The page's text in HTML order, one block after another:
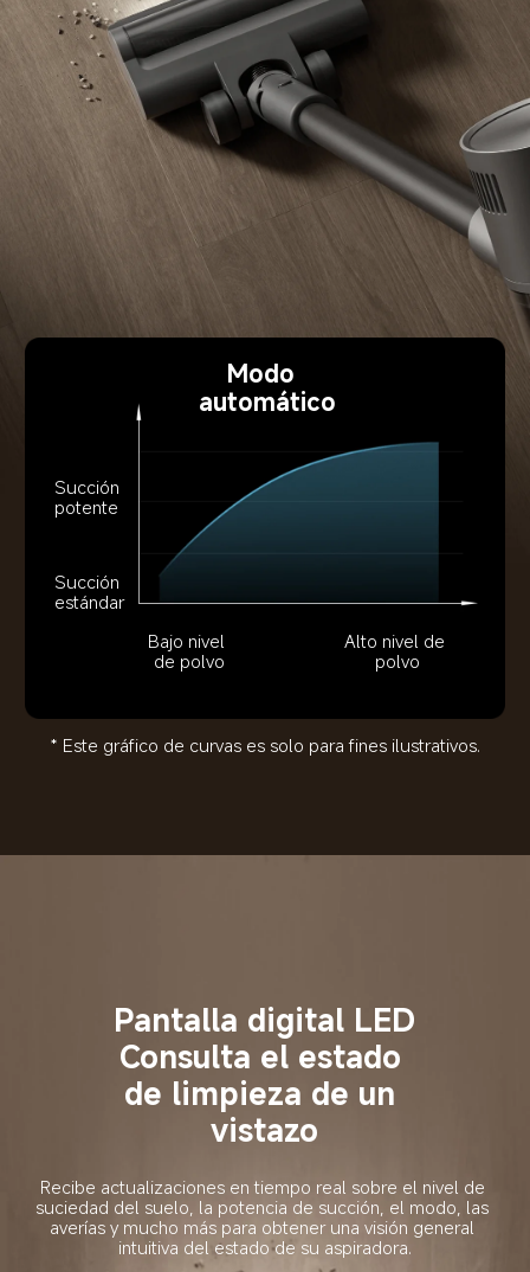
Modo
automático
Succión
potente
Succión
estándar
Bajo nivel
de polvo
Alto nivel de
polvo
* Este gráfico de curvas es solo para fines ilustrativos.
Pantalla digital LED
Consulta el estado
de limpieza de un
vistazo
Recibe actualizaciones en tiempo real sobre el nivel de
suciedad del suelo, la potencia de succión, el modo, las
averías y mucho más para obtener una visión general
intuitiva del estado de su aspiradora.